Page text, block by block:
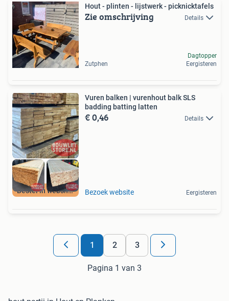
Hout - plinten - lijstwerk - picknicktafels
Zie omschrijving Details
Zutphen
Dagtopper
Eergisteren
Bestel in webshop
Vuren balken | vurenhout balk SLS
badding batting latten
€ 0,46 Details
Bezoek website Eergisteren
1 2 3
Pagina 1 van 3